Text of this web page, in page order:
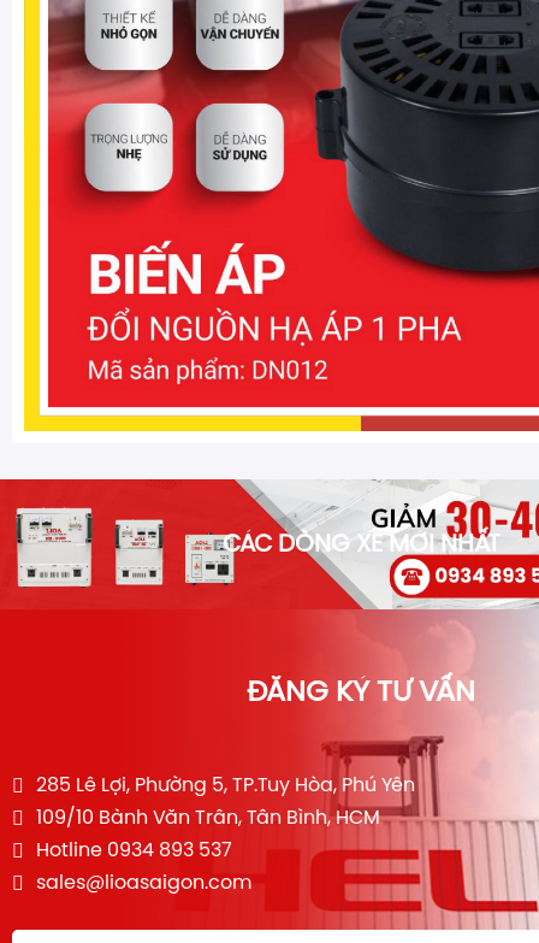
CÁC DÒNG XE MỚI NHẤT
ĐĂNG KÝ TƯ VẤN
285 Lê Lợi, Phường 5, TP.Tuy Hòa, Phú Yên
109/10 Bành Văn Trân, Tân Bình, HCM
Hotline 0934 893 537
sales@lioasaigon.com